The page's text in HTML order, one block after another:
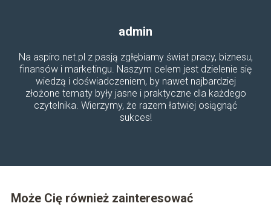
admin
Na aspiro.net.pl z pasją zgłębiamy świat pracy, biznesu,
finansów i marketingu. Naszym celem jest dzielenie się
wiedzą i doświadczeniem, by nawet najbardziej
złożone tematy były jasne i praktyczne dla każdego
czytelnika. Wierzymy, że razem łatwiej osiągnąć
sukces!
Może Cię również zainteresować